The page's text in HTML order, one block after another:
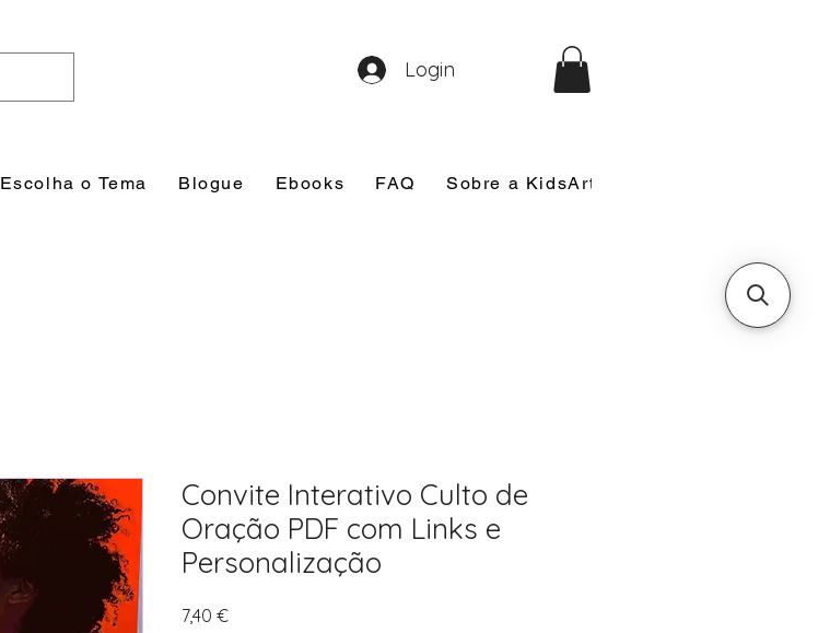
Escolha o Tema Blogue Ebooks FAQ Sobre a KidsArt
Login
Convite Interativo Culto de
Oração PDF com Links e
Personalização
7,40 €Preço